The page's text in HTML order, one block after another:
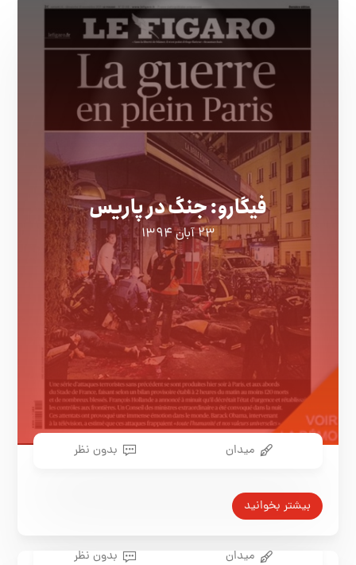
فیگارو: جنگ در پاریس
۲۳ آبان ۱۳۹۴
میدان بدون نظر
بیشتر بخوانید
میدان بدون نظر